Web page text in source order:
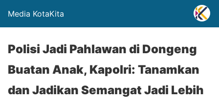
Media KotaKita
Polisi Jadi Pahlawan di Dongeng
Buatan Anak, Kapolri: Tanamkan
dan Jadikan Semangat Jadi Lebih